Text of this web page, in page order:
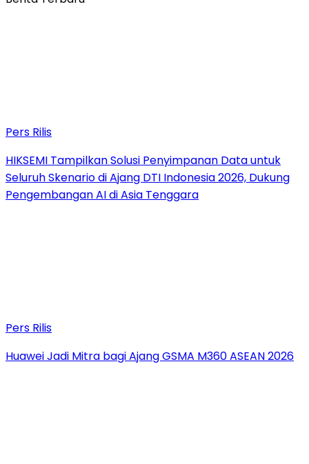
Pers Rilis
HIKSEMI Tampilkan Solusi Penyimpanan Data untuk
Seluruh Skenario di Ajang DTI Indonesia 2026, Dukung
Pengembangan AI di Asia Tenggara
Pers Rilis
Huawei Jadi Mitra bagi Ajang GSMA M360 ASEAN 2026